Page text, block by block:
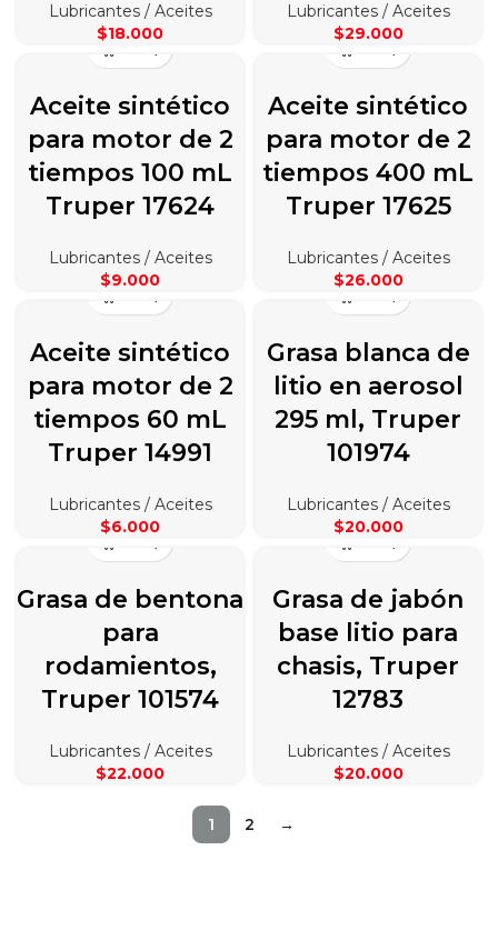
Lubricantes / Aceites
$18.000
Lubricantes / Aceites
$29.000
Aceite sintético
para motor de 2
tiempos 100 mL
Truper 17624
Lubricantes / Aceites
$9.000
Aceite sintético
para motor de 2
tiempos 400 mL
Truper 17625
Lubricantes / Aceites
$26.000
Aceite sintético
para motor de 2
tiempos 60 mL
Truper 14991
Lubricantes / Aceites
$6.000
Grasa blanca de
litio en aerosol
295 ml, Truper
101974
Lubricantes / Aceites
$20.000
Grasa de bentona
para
rodamientos,
Truper 101574
Lubricantes / Aceites
$22.000
Grasa de jabón
base litio para
chasis, Truper
12783
Lubricantes / Aceites
$20.000
1 2 →